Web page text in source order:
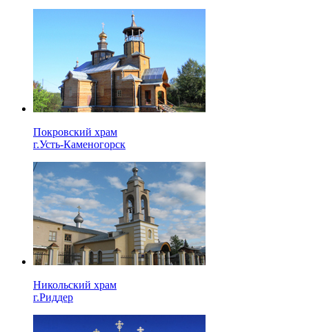
Покровский храм
г.Усть-Каменогорск
Никольский храм
г.Риддер